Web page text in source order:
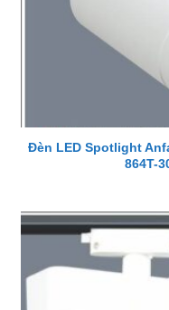
Đèn LED Spotlight
864T-